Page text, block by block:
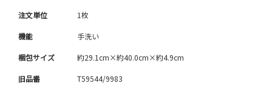
注文単位 1枚
機能 手洗い
梱包サイズ 約29.1cm×約40.0cm×約4.9cm
旧品番 T59544/9983